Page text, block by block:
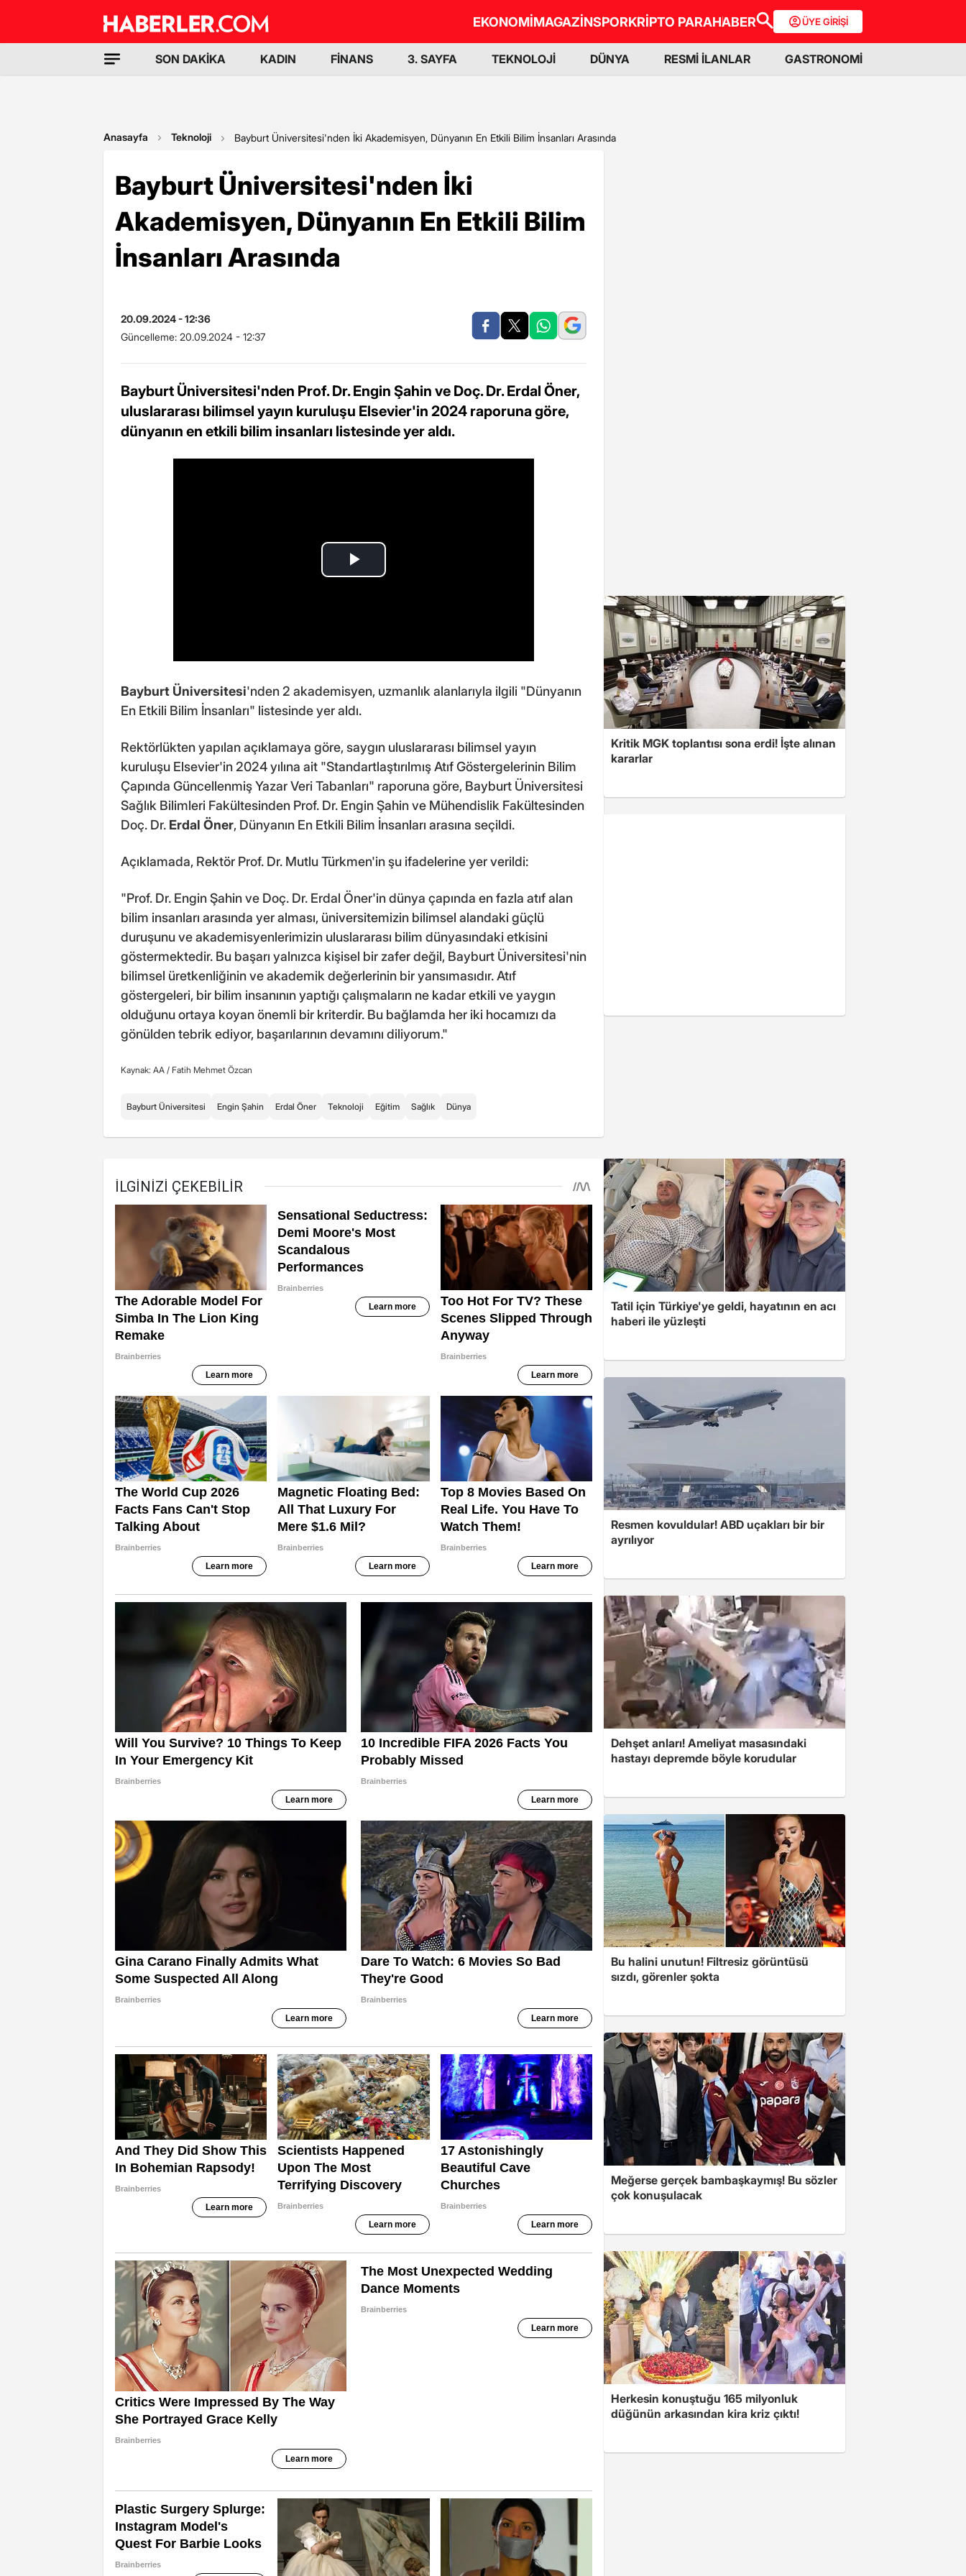
EKONOMİMAGAZİNSPORKRİPTO PARAHABER ÜYE GİRİŞİ
SON DAKİKA KADIN FİNANS 3. SAYFA TEKNOLOJİ DÜNYA RESMİ İLANLAR GASTRONOMİ
Anasayfa Teknoloji Bayburt Üniversitesi'nden İki Akademisyen, Dünyanın En Etkili Bilim İnsanları Arasında
Bayburt Üniversitesi'nden İki
Akademisyen, Dünyanın En Etkili Bilim
İnsanları Arasında
20.09.2024 - 12:36
Güncelleme: 20.09.2024 - 12:37
Bayburt Üniversitesi'nden Prof. Dr. Engin Şahin ve Doç. Dr. Erdal Öner,
uluslararası bilimsel yayın kuruluşu Elsevier'in 2024 raporuna göre,
dünyanın en etkili bilim insanları listesinde yer aldı.
Bayburt Üniversitesi'nden 2 akademisyen, uzmanlık alanlarıyla ilgili "Dünyanın
En Etkili Bilim İnsanları" listesinde yer aldı.
Rektörlükten yapılan açıklamaya göre, saygın uluslararası bilimsel yayın
kuruluşu Elsevier'in 2024 yılına ait "Standartlaştırılmış Atıf Göstergelerinin Bilim
Çapında Güncellenmiş Yazar Veri Tabanları" raporuna göre, Bayburt Üniversitesi
Sağlık Bilimleri Fakültesinden Prof. Dr. Engin Şahin ve Mühendislik Fakültesinden
Doç. Dr. Erdal Öner, Dünyanın En Etkili Bilim İnsanları arasına seçildi.
Açıklamada, Rektör Prof. Dr. Mutlu Türkmen'in şu ifadelerine yer verildi:
"Prof. Dr. Engin Şahin ve Doç. Dr. Erdal Öner'in dünya çapında en fazla atıf alan
bilim insanları arasında yer alması, üniversitemizin bilimsel alandaki güçlü
duruşunu ve akademisyenlerimizin uluslararası bilim dünyasındaki etkisini
göstermektedir. Bu başarı yalnızca kişisel bir zafer değil, Bayburt Üniversitesi'nin
bilimsel üretkenliğinin ve akademik değerlerinin bir yansımasıdır. Atıf
göstergeleri, bir bilim insanının yaptığı çalışmaların ne kadar etkili ve yaygın
olduğunu ortaya koyan önemli bir kriterdir. Bu bağlamda her iki hocamızı da
gönülden tebrik ediyor, başarılarının devamını diliyorum."
Kaynak: AA / Fatih Mehmet Özcan
Bayburt Üniversitesi Engin Şahin Erdal Öner Teknoloji Eğitim Sağlık Dünya
Kritik MGK toplantısı sona erdi! İşte alınan
kararlar
Tatil için Türkiye'ye geldi, hayatının en acı
haberi ile yüzleşti
Resmen kovuldular! ABD uçakları bir bir
ayrılıyor
Dehşet anları! Ameliyat masasındaki
hastayı depremde böyle korudular
Bu halini unutun! Filtresiz görüntüsü
sızdı, görenler şokta
Meğerse gerçek bambaşkaymış! Bu sözler
çok konuşulacak
Herkesin konuştuğu 165 milyonluk
düğünün arkasından kira kriz çıktı!